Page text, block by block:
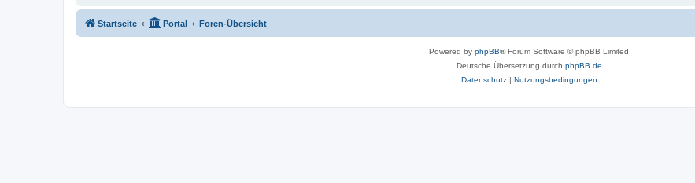
Startseite Portal Foren-Übersicht
Powered by phpBB® Forum Software © phpBB Limited
Deutsche Übersetzung durch phpBB.de
Datenschutz| Nutzungsbedingungen